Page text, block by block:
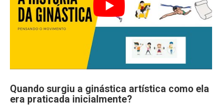
Quando surgiu a ginástica artística como ela
era praticada inicialmente?